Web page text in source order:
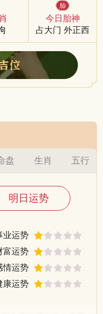
今日胎神
占大门 外正西
盘 生肖 五行
明日运势
业运势
富运势
情运势
康运势